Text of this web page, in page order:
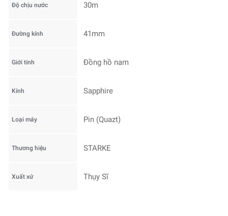
Độ chịu nước 30m
Đường kính 41mm
Giới tính Đồng hồ nam
Kính Sapphire
Loại máy Pin (Quazt)
Thương hiệu STARKE
Xuất xứ Thụy Sĩ